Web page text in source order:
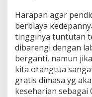
Harapan agar
berbiaya
tingginya tuntutan
dibarengi dengan
berganti, namun
kita orangtua
gratis dimasa yg
keseharian sebagai